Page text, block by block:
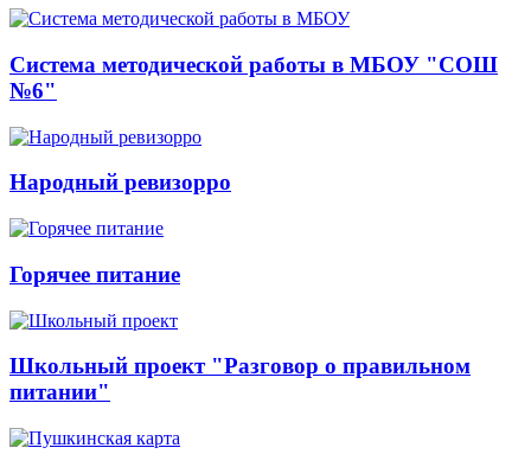
Система методической работы в МБОУ "СОШ
№6"
Народный ревизорро
Горячее питание
Школьный проект "Разговор о правильном
питании"